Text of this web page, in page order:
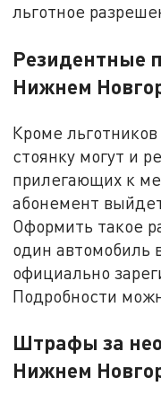
льготное
Резидентные
Нижнем
Кроме
стоянку могут и
прилегающих к
абонемент
Оформить такое
один автомобиль
официально
Подробности
Штрафы за
Нижнем